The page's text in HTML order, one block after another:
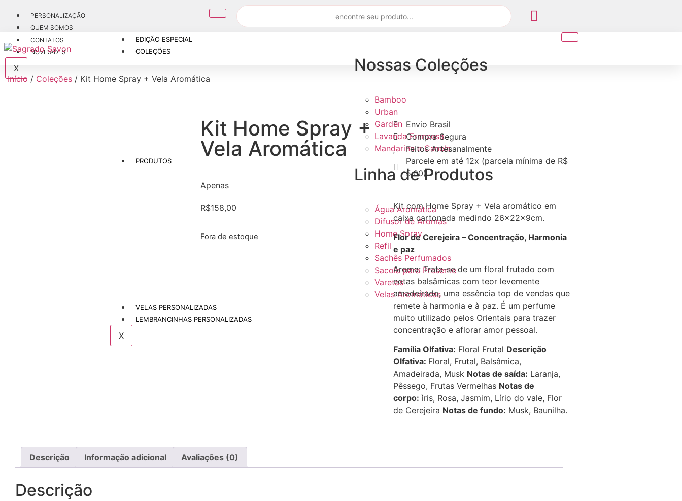
PERSONALIZAÇÃO
QUEM SOMOS
CONTATOS
NOVIDADES
X
EDIÇÃO ESPECIAL
COLEÇÕES
Nossas Coleções
Bamboo
Urban
Garden
Lavanda Francesa
Mandarina e Canela
PRODUTOS
Linha de Produtos
Água Aromática
Difusor de Aromas
Home Spray
Refil
Sachês Perfumados
Sacola para Presente
Varetas
Velas Aromáticas
VELAS PERSONALIZADAS
LEMBRANCINHAS PERSONALIZADAS
X
Início / Coleções / Kit Home Spray + Vela Aromática
Kit Home Spray +
Vela Aromática
Apenas
R$158,00
Fora de estoque
Envio Brasil
Compra Segura
Feitos Artesanalmente
Parcele em até 12x (parcela mínima de R$
5,00)
Kit com Home Spray + Vela aromático em
caixa cartonada medindo 26x22x9cm.
Flor de Cerejeira – Concentração, Harmonia
e paz
Aroma: Trata-se de um floral frutado com
notas balsâmicas com teor levemente
amadeirado, uma essência top de vendas que
remete à harmonia e à paz. É um perfume
muito utilizado pelos Orientais para trazer
concentração e aflorar amor pessoal.
Família Olfativa: Floral Frutal Descrição
Olfativa: Floral, Frutal, Balsâmica,
Amadeirada, Musk Notas de saída: Laranja,
Pêssego, Frutas Vermelhas Notas de
corpo: ìris, Rosa, Jasmim, Lírio do vale, Flor
de Cerejeira Notas de fundo: Musk, Baunilha.
Descrição Informação adicional Avaliações (0)
Descrição